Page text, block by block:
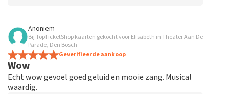
Beoordeling van Anoniem over
Goed
Anoniem
Bij TopTicketShop kaarten gekocht voor Elisabeth in Theater Aan De
Parade, Den Bosch
Geverifieerde aankoop
Wow
Echt wow gevoel goed geluid en mooie zang. Musical
waardig.